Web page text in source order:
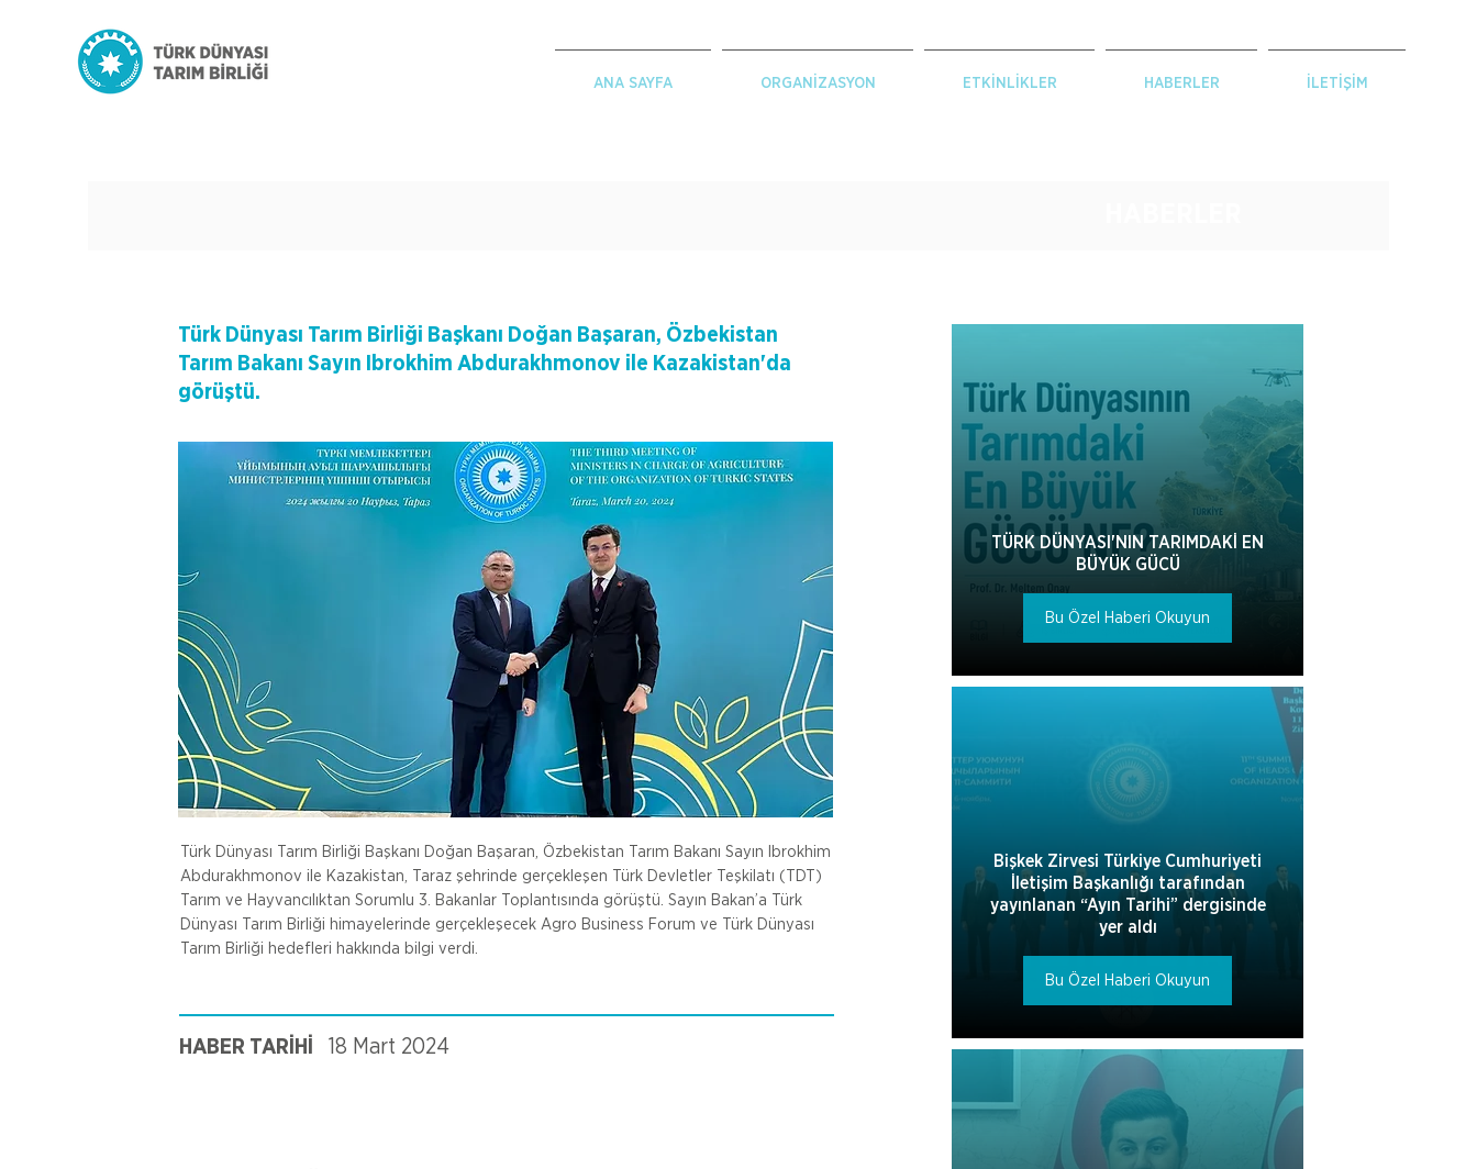
ANA SAYFA ORGANİZASYON ETKİNLİKLER HABERLER İLETİŞİM
Türk Dünyası Tarım Birliği Başkanı Doğan Başaran, Özbekistan
Tarım Bakanı Sayın Ibrokhim Abdurakhmonov ile Kazakistan'da
görüştü.
Türk Dünyası Tarım Birliği Başkanı Doğan Başaran, Özbekistan Tarım Bakanı Sayın Ibrokhim
Abdurakhmonov ile Kazakistan, Taraz şehrinde gerçekleşen Türk Devletler Teşkilatı (TDT)
Tarım ve Hayvancılıktan Sorumlu 3. Bakanlar Toplantısında görüştü. Sayın Bakan’a Türk
Dünyası Tarım Birliği himayelerinde gerçekleşecek Agro Business Forum ve Türk Dünyası
Tarım Birliği hedefleri hakkında bilgi verdi.
HABER TARİHİ 18 Mart 2024
TÜRK DÜNYASI'NIN TARIMDAKİ EN
BÜYÜK GÜCÜ
Bu Özel Haberi Okuyun
Bişkek Zirvesi Türkiye Cumhuriyeti
İletişim Başkanlığı tarafından
yayınlanan “Ayın Tarihi” dergisinde
yer aldı
Bu Özel Haberi Okuyun